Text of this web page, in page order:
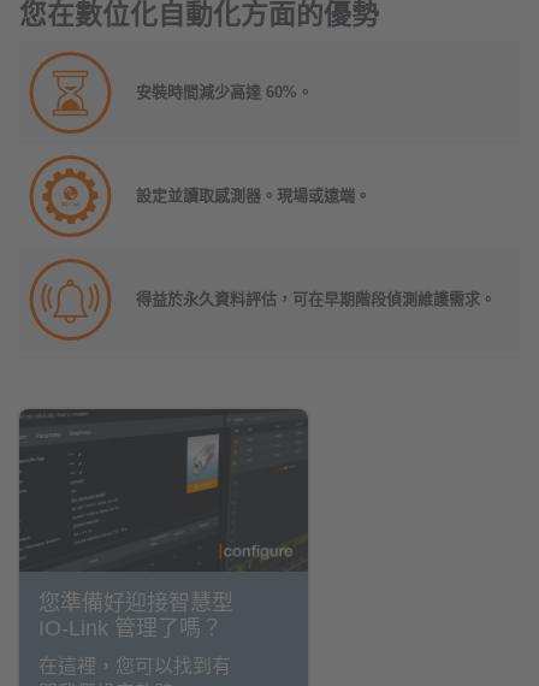
您在數位化自動化方面的優勢
安裝時間減少高達 60%。
設定並讀取感測器。現場或遠端。
得益於永久資料評估，可在早期階段偵測維護需求。
您準備好迎接智慧型
IO-Link 管理了嗎？
在這裡，您可以找到有